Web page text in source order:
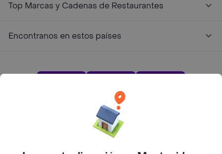
Top Marcas y Cadenas de Restaurantes
Encontranos en estos países
Google play